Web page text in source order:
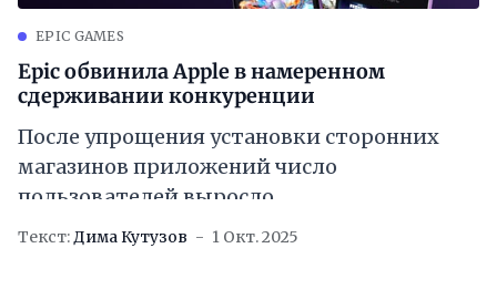
EPIC GAMES
Epic обвинила Apple в намеренном
сдерживании конкуренции
После упрощения установки сторонних
магазинов приложений число
пользователей выросло
Текст:Дима Кутузов 1 Окт. 2025